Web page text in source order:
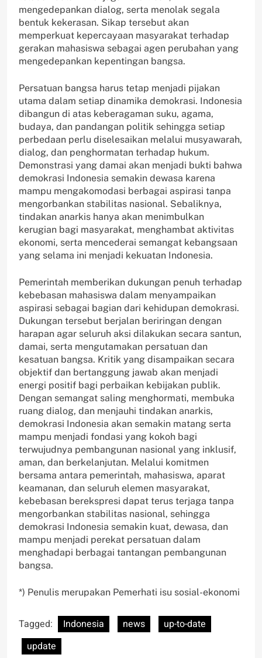
mengedepankan dialog, serta menolak segala
bentuk kekerasan. Sikap tersebut akan
memperkuat kepercayaan masyarakat terhadap
gerakan mahasiswa sebagai agen perubahan yang
mengedepankan kepentingan bangsa.
Persatuan bangsa harus tetap menjadi pijakan
utama dalam setiap dinamika demokrasi. Indonesia
dibangun di atas keberagaman suku, agama,
budaya, dan pandangan politik sehingga setiap
perbedaan perlu diselesaikan melalui musyawarah,
dialog, dan penghormatan terhadap hukum.
Demonstrasi yang damai akan menjadi bukti bahwa
demokrasi Indonesia semakin dewasa karena
mampu mengakomodasi berbagai aspirasi tanpa
mengorbankan stabilitas nasional. Sebaliknya,
tindakan anarkis hanya akan menimbulkan
kerugian bagi masyarakat, menghambat aktivitas
ekonomi, serta mencederai semangat kebangsaan
yang selama ini menjadi kekuatan Indonesia.
Pemerintah memberikan dukungan penuh terhadap
kebebasan mahasiswa dalam menyampaikan
aspirasi sebagai bagian dari kehidupan demokrasi.
Dukungan tersebut berjalan beriringan dengan
harapan agar seluruh aksi dilakukan secara santun,
damai, serta mengutamakan persatuan dan
kesatuan bangsa. Kritik yang disampaikan secara
objektif dan bertanggung jawab akan menjadi
energi positif bagi perbaikan kebijakan publik.
Dengan semangat saling menghormati, membuka
ruang dialog, dan menjauhi tindakan anarkis,
demokrasi Indonesia akan semakin matang serta
mampu menjadi fondasi yang kokoh bagi
terwujudnya pembangunan nasional yang inklusif,
aman, dan berkelanjutan. Melalui komitmen
bersama antara pemerintah, mahasiswa, aparat
keamanan, dan seluruh elemen masyarakat,
kebebasan berekspresi dapat terus terjaga tanpa
mengorbankan stabilitas nasional, sehingga
demokrasi Indonesia semakin kuat, dewasa, dan
mampu menjadi perekat persatuan dalam
menghadapi berbagai tantangan pembangunan
bangsa.
*) Penulis merupakan Pemerhati isu sosial-ekonomi
Tagged: Indonesia news
up-to-date
update